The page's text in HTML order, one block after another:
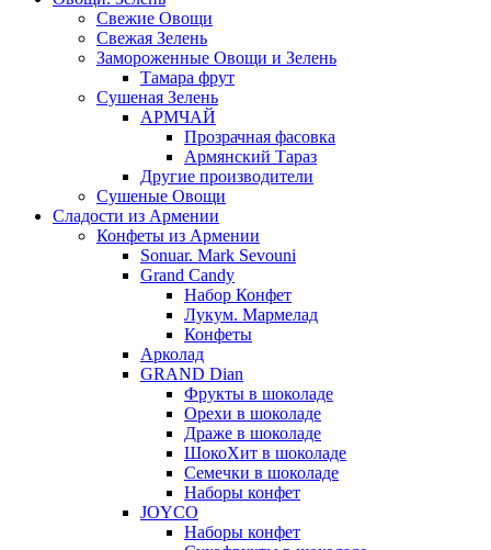
Свежие Овощи
Свежая Зелень
Замороженные Овощи и Зелень
Тамара фрут
Сушеная Зелень
АРМЧАЙ
Прозрачная фасовка
Армянский Тараз
Другие производители
Сушеные Овощи
Сладости из Армении
Конфеты из Армении
Sonuar. Mark Sevouni
Grand Candy
Набор Конфет
Лукум. Мармелад
Конфеты
Арколад
GRAND Dian
Фрукты в шоколаде
Орехи в шоколаде
Драже в шоколаде
ШокоХит в шоколаде
Семечки в шоколаде
Наборы конфет
JOYCO
Наборы конфет